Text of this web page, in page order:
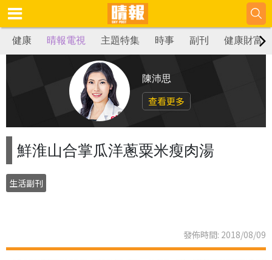
健康 晴報電視 主題特集 時事 副刊 健康財富
陳沛思
查看更多
鮮淮山合掌瓜洋蔥粟米瘦肉湯
生活副刊
發佈時間: 2018/08/09